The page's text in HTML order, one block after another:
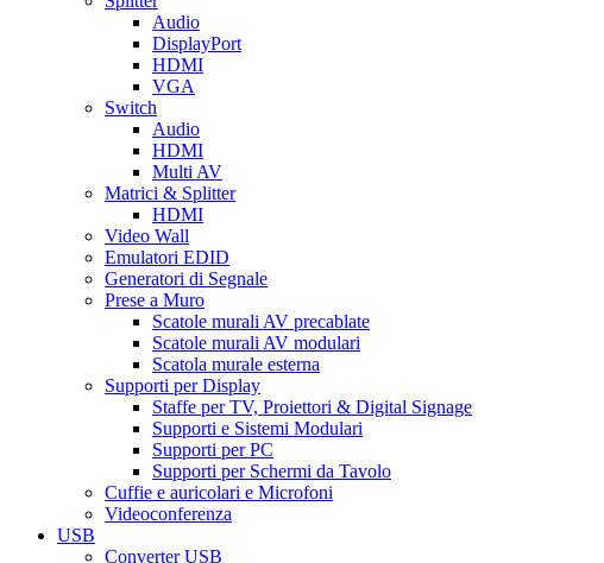
Audio
DisplayPort
HDMI
VGA
Switch
Audio
HDMI
Multi AV
Matrici & Splitter
HDMI
Video Wall
Emulatori EDID
Generatori di Segnale
Prese a Muro
Scatole murali AV precablate
Scatole murali AV modulari
Scatola murale esterna
Supporti per Display
Staffe per TV, Proiettori & Digital Signage
Supporti e Sistemi Modulari
Supporti per PC
Supporti per Schermi da Tavolo
Cuffie e auricolari e Microfoni
Videoconferenza
USB
Converter USB